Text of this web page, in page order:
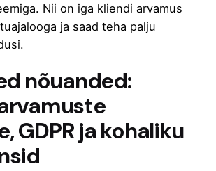
Nii on iga kliendi arvamus
ja saad teha palju
nõuanded:
GDPR ja kohaliku